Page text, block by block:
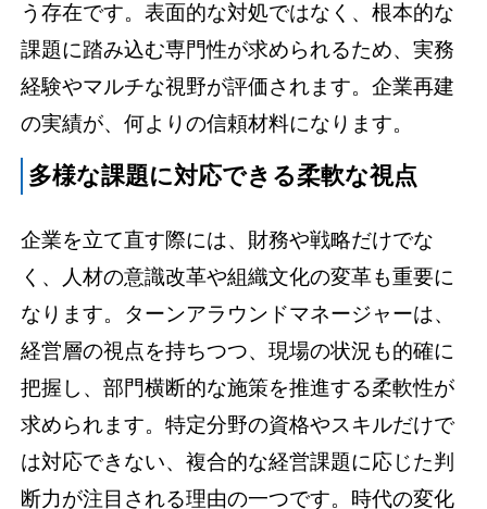
う存在です。表面的な対処ではなく、根本的な
課題に踏み込む専門性が求められるため、実務
経験やマルチな視野が評価されます。企業再建
の実績が、何よりの信頼材料になります。
多様な課題に対応できる柔軟な視点
企業を立て直す際には、財務や戦略だけでな
く、人材の意識改革や組織文化の変革も重要に
なります。ターンアラウンドマネージャーは、
経営層の視点を持ちつつ、現場の状況も的確に
把握し、部門横断的な施策を推進する柔軟性が
求められます。特定分野の資格やスキルだけで
は対応できない、複合的な経営課題に応じた判
断力が注目される理由の一つです。時代の変化